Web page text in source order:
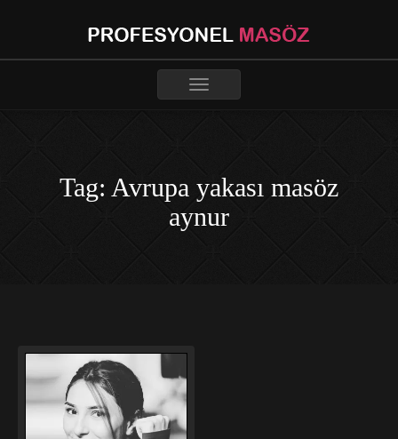
Toggle
Tag: Avrupa yakası masöz
aynur